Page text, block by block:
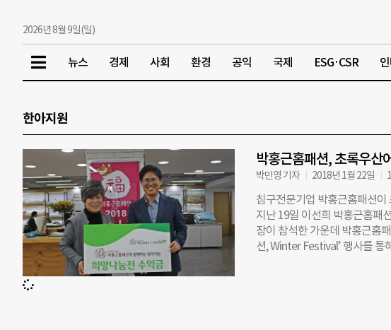
2026년 8월 9일(일)
뉴스 경제 사회 환경 공익 국제 ESG·CSR
한아지원
박홍근홈패션, 초록우산
박민영 기자 2018년 1월 22일
침구전문기업 박홍근홈패션
지난 19일 이선희 박홍근홈패
장이 참석한 가운데 박홍근홈
션, Winter Festival’ 행사를 통